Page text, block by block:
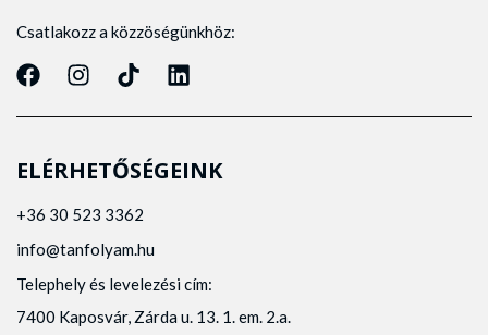
Csatlakozz a közzöségünkhöz:
ELÉRHETŐSÉGEINK
+36 30 523 3362
info@tanfolyam.hu
Telephely és levelezési cím:
7400 Kaposvár, Zárda u. 13. 1. em. 2.a.